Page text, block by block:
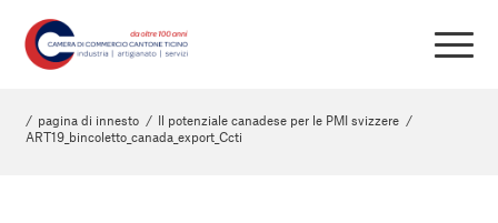
/ pagina di innesto / Il potenziale canadese per le PMI svizzere /
ART19_bincoletto_canada_export_Ccti